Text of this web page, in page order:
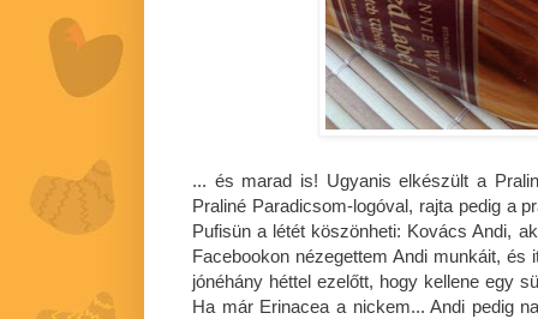
... és marad is! Ugyanis elkészült a
Praliné Paradicsom-logóval, rajta pedig a
Pufisün a létét köszönheti: Kovács Andi,
Facebookon nézegettem Andi munkáit,
jónéhány héttel ezelőtt, hogy kellene egy
Ha már Erinacea a nickem... Andi pedig